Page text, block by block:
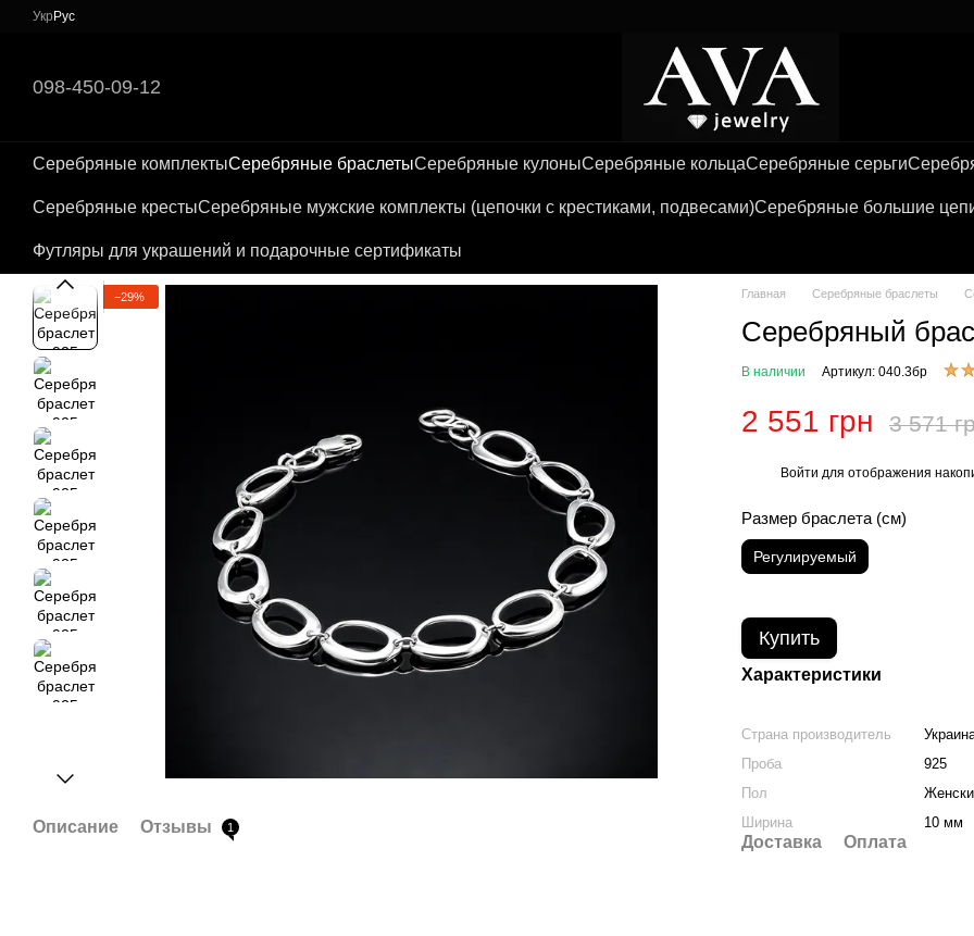
Перейти к основному контенту
Укр Рус
098-450-09-12
Серебряные комплектыСеребряные браслетыСеребряные кулоныСеребряные кольцаСеребряные серьги
Серебряные крестыСеребряные мужские комплекты (цепочки с крестиками, подвесами)Серебряные большие
Футляры для украшений и подарочные сертификаты
−29%
Описание Отзывы 1
Главная Серебряные браслеты
Серебряный
В наличии Артикул: 040.3бр
2 551 грн 3 571
Войти для отображения
Размер браслета (см)
Регулируемый
Купить
Характеристики
Страна производитель
Проба
925
Пол
Ширина
10 мм
Доставка Оплата